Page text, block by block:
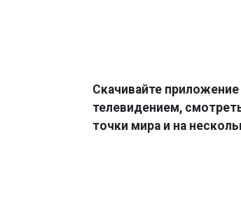
Скачивайте приложение
телевидением,
точки мира и на